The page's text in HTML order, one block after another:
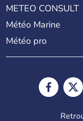
METEO CONSULT
Météo Marine
Météo pro